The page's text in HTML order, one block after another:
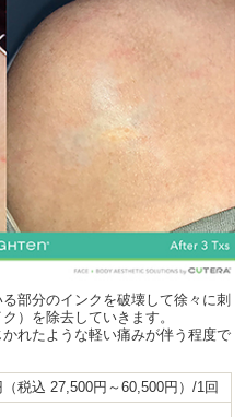
部分のインクを破壊して徐々に刺
）を除去していきます。
れたような軽い痛みが伴う程度で
税込 27,500円～60,500円）/1回